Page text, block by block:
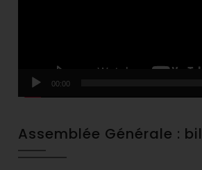
00:00
Assemblée Générale :